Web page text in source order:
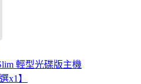
輕型光碟版主機
x1】